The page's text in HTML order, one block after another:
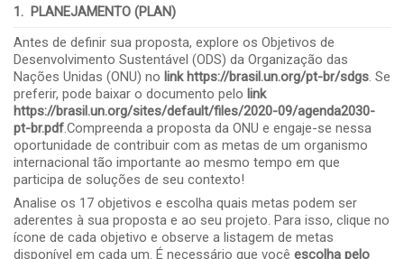
1. PLANEJAMENTO (PLAN)
Antes de definir sua proposta, explore os Objetivos de
Desenvolvimento Sustentável (ODS) da Organização das
Nações Unidas (ONU) no link https://brasil.un.org/pt-br/sdgs. Se
preferir, pode baixar o documento pelo link
https://brasil.un.org/sites/default/files/2020-09/agenda2030-
pt-br.pdf.Compreenda a proposta da ONU e engaje-se nessa
oportunidade de contribuir com as metas de um organismo
internacional tão importante ao mesmo tempo em que
participa de soluções de seu contexto!
Analise os 17 objetivos e escolha quais metas podem ser
aderentes à sua proposta e ao seu projeto. Para isso, clique no
ícone de cada objetivo e observe a listagem de metas
disponível em cada um. É necessário que você escolha pelo